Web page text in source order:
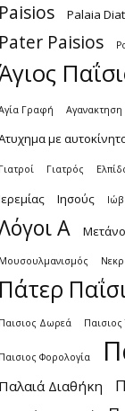
Paisios Palaia
Pater Paisios
Γραφή Αγανακτηση
με
Γιατροί Γιατρός
Ιησούς Ιώβ
Α
Μουσουλμανισμός
Πάτερ
Παισιος Δωρεά Παισιος
Παισιος Φορολογία
Παλαιά Διαθήκη